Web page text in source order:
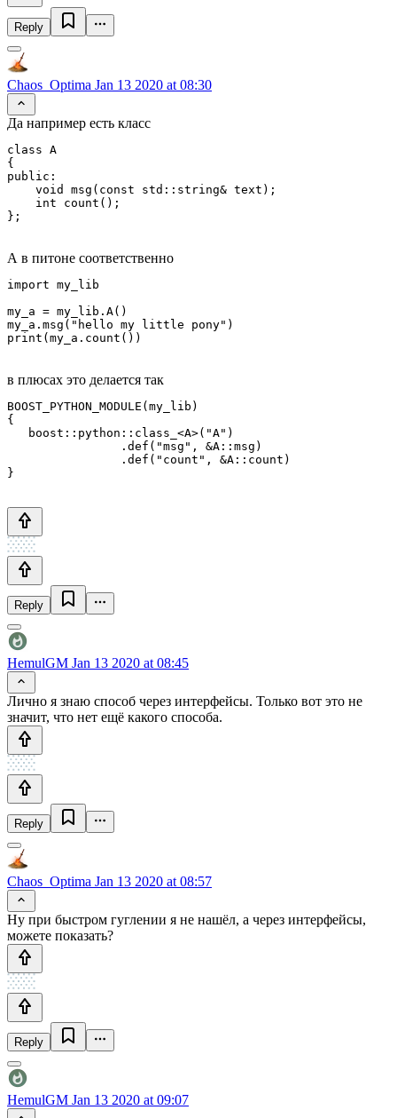
Reply
Chaos_Optima Jan 13 2020 at 08:30
Да например есть класс
class A
{
public:
    void msg(const std::string& text);
    int count();
А в питоне соответственно
import my_lib
my_a = my_lib.A()
my_a.msg("hello my little pony")
в плюсах это делается так
BOOST_PYTHON_MODULE(my_lib)
{
   boost::python::class_<A>("A")
Reply
HemulGM Jan 13 2020 at 08:45
Лично я знаю способ через интерфейсы. Только вот это не
значит, что нет ещё какого способа.
Reply
Chaos_Optima Jan 13 2020 at 08:57
Ну при быстром гуглении я не нашёл, а через интерфейсы,
можете показать?
Reply
HemulGM Jan 13 2020 at 09:07